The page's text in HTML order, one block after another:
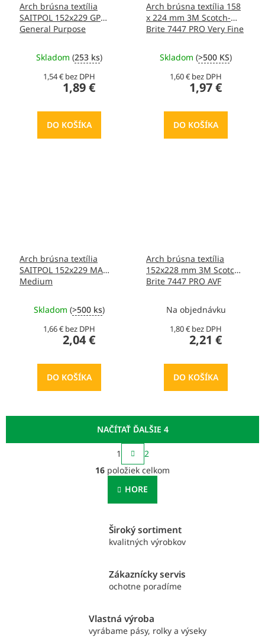
Arch brúsna textília
SAITPOL 152x229 GP
General Purpose
Skladom (253 ks)
1,54 € bez DPH
1,89 €
DO KOŠÍKA
Arch brúsna textília 158
x 224 mm 3M Scotch-
Brite 7447 PRO Very Fine
Skladom (>500 KS)
1,60 € bez DPH
1,97 €
DO KOŠÍKA
Arch brúsna textília
SAITPOL 152x229 MA
Medium
Skladom (>500 ks)
1,66 € bez DPH
2,04 €
DO KOŠÍKA
Arch brúsna textília
152x228 mm 3M Scotch-
Brite 7447 PRO AVF
Na objednávku
1,80 € bez DPH
2,21 €
DO KOŠÍKA
O
v
l
á
c
i
r
v
v
ý
NAČÍTAŤ ĎALŠIE 4
S
t
r
á
n
k
o
a
n
i
1
2
16 položiek celkom
HORE
Široký sortiment
kvalitných výrobkov
Zákaznícky servis
ochotne poradíme
Vlastná výroba
vyrábame pásy, rolky a výseky